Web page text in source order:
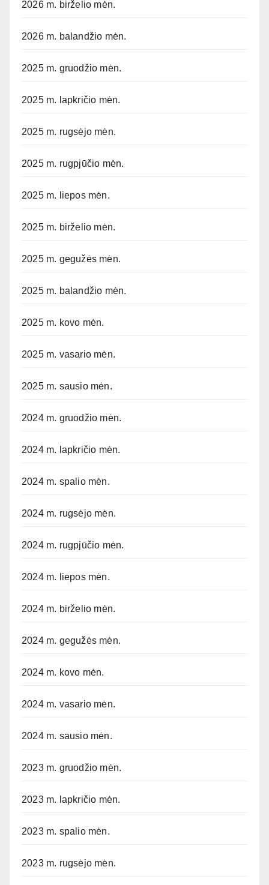
2026 m. birželio mėn.
2026 m. balandžio mėn.
2025 m. gruodžio mėn.
2025 m. lapkričio mėn.
2025 m. rugsėjo mėn.
2025 m. rugpjūčio mėn.
2025 m. liepos mėn.
2025 m. birželio mėn.
2025 m. gegužės mėn.
2025 m. balandžio mėn.
2025 m. kovo mėn.
2025 m. vasario mėn.
2025 m. sausio mėn.
2024 m. gruodžio mėn.
2024 m. lapkričio mėn.
2024 m. spalio mėn.
2024 m. rugsėjo mėn.
2024 m. rugpjūčio mėn.
2024 m. liepos mėn.
2024 m. birželio mėn.
2024 m. gegužės mėn.
2024 m. kovo mėn.
2024 m. vasario mėn.
2024 m. sausio mėn.
2023 m. gruodžio mėn.
2023 m. lapkričio mėn.
2023 m. spalio mėn.
2023 m. rugsėjo mėn.